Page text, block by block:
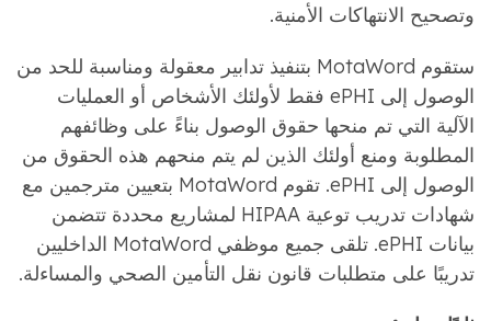
وتصحيح الانتهاكات الأمنية.
ستقوم MotaWord بتنفيذ تدابير معقولة ومناسبة للحد من
الوصول إلى ePHI فقط لأولئك الأشخاص أو العمليات
الآلية التي تم منحها حقوق الوصول بناءً على وظائفهم
المطلوبة ومنع أولئك الذين لم يتم منحهم هذه الحقوق من
الوصول إلى ePHI. تقوم MotaWord بتعيين مترجمين مع
شهادات تدريب توعية HIPAA لمشاريع محددة تتضمن
بيانات ePHI. تلقى جميع موظفي MotaWord الداخليين
تدريبًا على متطلبات قانون نقل التأمين الصحي والمساءلة.